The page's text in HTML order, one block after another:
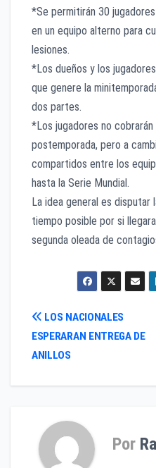
*Se permitirán 30
en un equipo alterno para
lesiones.
*Los dueños y los
que genere la
dos partes.
*Los jugadores no
postemporada, pero a
compartidos entre los
hasta la Serie Mundial.
La idea general es disputar
tiempo posible por si
segunda oleada de
Navegación
de
entradas
LOS NACIONALES
ESPERARAN ENTREGA DE
ANILLOS
Por